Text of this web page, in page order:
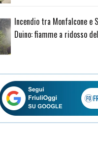
Incendio tra Monfalcone e
Duino: fiamme a ridosso